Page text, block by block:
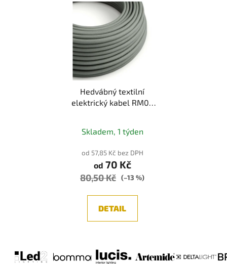
Hedvábný textilní
elektrický kabel RM03
Skladem, 1 týden
od 57,85 Kč bez DPH
od 70 Kč
80,50 Kč (–13 %)
DETAIL